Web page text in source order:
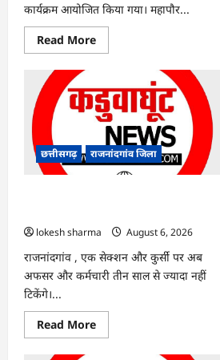
कार्यक्रम आयोजित किया गया। महापौर...
Read MoreRead
more
:
आयुष
पॉलीक्लिनिक
परिसर
हरियाली
लाने
मेयर
छत्तीसगढ़ राजनांदगांव जिला
lokesh sharma
August 6, 2026
राजनांदगांव , एक सेक्शन और कुर्सी पर अब
अफसर और कर्मचारी तीन साल से ज्यादा नहीं
टिकेंगे।...
Read MoreRead
more